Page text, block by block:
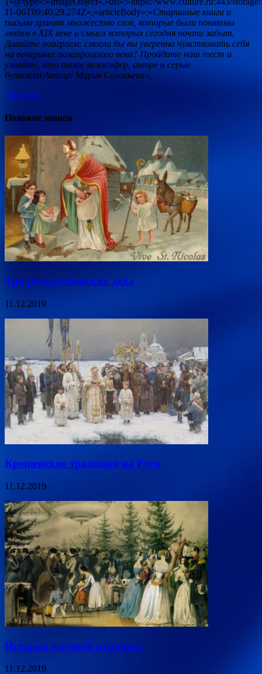
11-06T09:40:29.274Z»,»articleBody»:»Старинные книги и
письма хранят множество слов, которые были понятны
людям в XIX веке и смысл которых сегодня почти забыт.
Давайте поиграем: смогли бы вы уверенно чувствовать себя
на вечеринке позапрошлого века? Пройдите наш тест и
узнайте, что такое велосифер, антре и серые
бумажки.Автор: Мария Соловьева«,
culture.ru
Похожие записи
Три рождественских деда
11.12.2019
Крещенские традиции на Руси
11.12.2019
История елочной игрушки
11.12.2019